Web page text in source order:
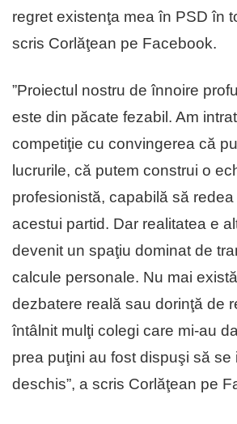
regret existenţa mea în PSD în
scris Corlăţean pe Facebook.
”Proiectul nostru de înnoire
este din păcate fezabil. Am
competiţie cu convingerea că
lucrurile, că putem construi o
profesionistă, capabilă să
acestui partid. Dar realitatea e
devenit un spaţiu dominat de
calcule personale. Nu mai
dezbatere reală sau dorinţă de
întâlnit mulţi colegi care mi-au
prea puţini au fost dispuşi să se
deschis”, a scris Corlăţean pe